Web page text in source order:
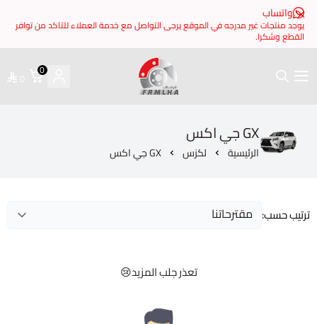
مدرجه في الموقع يرجى التواصل مع خدمة العملاء للتاكد من توافر
GX جي اكس
لكزس GX جي اكس
تعذر جلب المزيد😢